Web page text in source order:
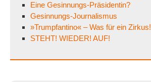
Eine Gesinnungs-Präsidentin?
Gesinnungs-Journalismus
»Trumpfantino« – Was für ein Zirkus!
STEHT! WIEDER! AUF!